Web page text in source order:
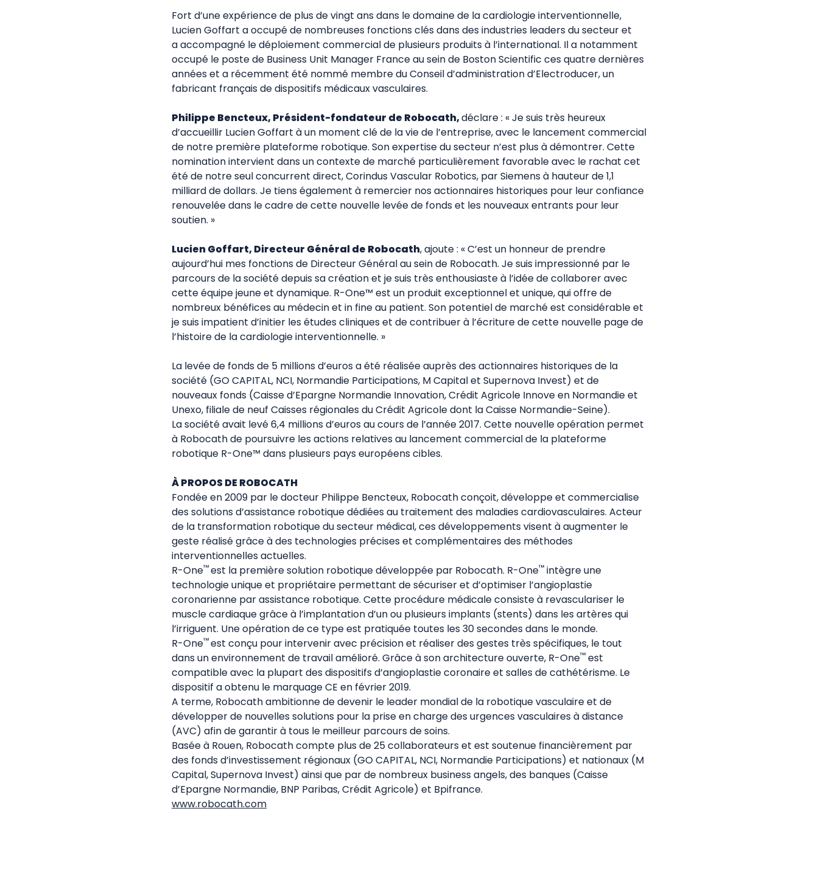
Fort d’une expérience de plus de vingt ans dans le domaine de la cardiologie interventionnelle,
Lucien Goffart a occupé de nombreuses fonctions clés dans des industries leaders du secteur et
a accompagné le déploiement commercial de plusieurs produits à l’international. Il a notamment
occupé le poste de Business Unit Manager France au sein de Boston Scientific ces quatre dernières
années et a récemment été nommé membre du Conseil d’administration d’Electroducer, un
fabricant français de dispositifs médicaux vasculaires.
Philippe Bencteux, Président-fondateur de Robocath,déclare : « Je suis très heureux
d’accueillir Lucien Goffart à un moment clé de la vie de l’entreprise, avec le lancement commercial
de notre première plateforme robotique. Son expertise du secteur n’est plus à démontrer. Cette
nomination intervient dans un contexte de marché particulièrement favorable avec le rachat cet
été de notre seul concurrent direct, Corindus Vascular Robotics, par Siemens à hauteur de 1,1
milliard de dollars. Je tiens également à remercier nos actionnaires historiques pour leur confiance
renouvelée dans le cadre de cette nouvelle levée de fonds et les nouveaux entrants pour leur
soutien. »
Lucien Goffart, Directeur Général de Robocath, ajoute : « C’est un honneur de prendre
aujourd’hui mes fonctions de Directeur Général au sein de Robocath. Je suis impressionné par le
parcours de la société depuis sa création et je suis très enthousiaste à l’idée de collaborer avec
cette équipe jeune et dynamique. R-One™ est un produit exceptionnel et unique, qui offre de
nombreux bénéfices au médecin et in fine au patient. Son potentiel de marché est considérable et
je suis impatient d’initier les études cliniques et de contribuer à l’écriture de cette nouvelle page de
l’histoire de la cardiologie interventionnelle. »
La levée de fonds de 5 millions d’euros a été réalisée auprès des actionnaires historiques de la
société (GO CAPITAL, NCI, Normandie Participations, M Capital et Supernova Invest) et de
nouveaux fonds (Caisse d’Epargne Normandie Innovation, Crédit Agricole Innove en Normandie et
Unexo, filiale de neuf Caisses régionales du Crédit Agricole dont la Caisse Normandie-Seine).
La société avait levé 6,4 millions d’euros au cours de l’année 2017. Cette nouvelle opération permet
à Robocath de poursuivre les actions relatives au lancement commercial de la plateforme
robotique R-One™ dans plusieurs pays européens cibles.
À PROPOS DE ROBOCATH
Fondée en 2009 par le docteur Philippe Bencteux, Robocath conçoit, développe et commercialise
des solutions d’assistance robotique dédiées au traitement des maladies cardiovasculaires. Acteur
de la transformation robotique du secteur médical, ces développements visent à augmenter le
geste réalisé grâce à des technologies précises et complémentaires des méthodes
interventionnelles actuelles.
R-One™est la première solution robotique développée par Robocath. R-One™ intègre une
technologie unique et propriétaire permettant de sécuriser et d’optimiser l’angioplastie
coronarienne par assistance robotique. Cette procédure médicale consiste à revasculariser le
muscle cardiaque grâce à l’implantation d’un ou plusieurs implants (stents) dans les artères qui
l’irriguent. Une opération de ce type est pratiquée toutes les 30 secondes dans le monde.
R-One™est conçu pour intervenir avec précision et réaliser des gestes très spécifiques, le tout
dans un environnement de travail amélioré. Grâce à son architecture ouverte, R-One™ est
compatible avec la plupart des dispositifs d’angioplastie coronaire et salles de cathétérisme. Le
dispositif a obtenu le marquage CE en février 2019.
A terme, Robocath ambitionne de devenir le leader mondial de la robotique vasculaire et de
développer de nouvelles solutions pour la prise en charge des urgences vasculaires à distance
(AVC) afin de garantir à tous le meilleur parcours de soins.
Basée à Rouen, Robocath compte plus de 25 collaborateurs et est soutenue financièrement par
des fonds d’investissement régionaux (GO CAPITAL, NCI, Normandie Participations) et nationaux (M
Capital, Supernova Invest) ainsi que par de nombreux business angels, des banques (Caisse
d’Epargne Normandie, BNP Paribas, Crédit Agricole) et Bpifrance.
www.robocath.com